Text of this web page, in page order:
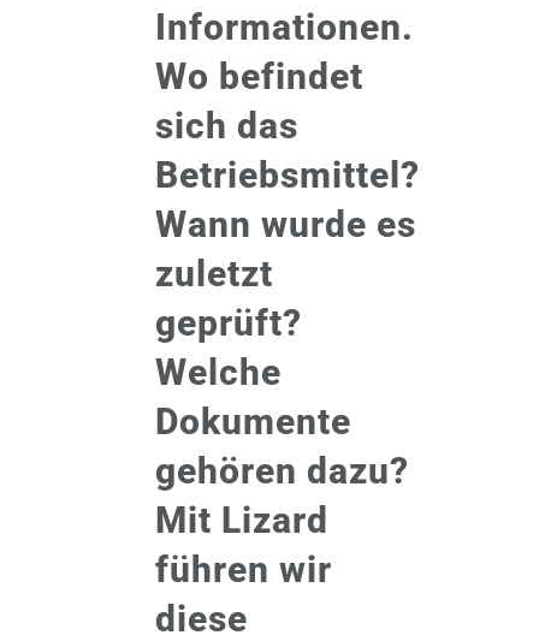
Informationen.
Wo befindet
sich das
Betriebsmittel?
Wann wurde es
zuletzt
geprüft?
Welche
Dokumente
gehören dazu?
Mit Lizard
führen wir
diese